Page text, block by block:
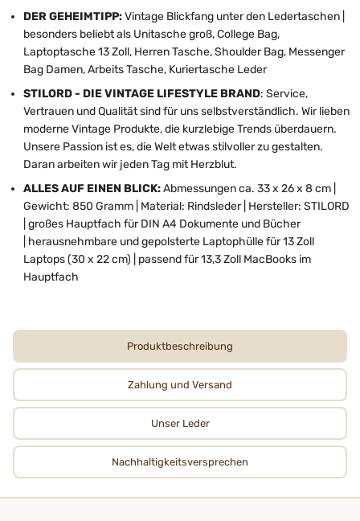
DER GEHEIMTIPP:Vintage Blickfang unter den Ledertaschen |
besonders beliebt als Unitasche groß, College Bag,
Laptoptasche 13 Zoll, Herren Tasche, Shoulder Bag, Messenger
Bag Damen, Arbeits Tasche, Kuriertasche Leder
STILORD - DIE VINTAGE LIFESTYLE BRAND: Service,
Vertrauen und Qualität sind für uns selbstverständlich. Wir lieben
moderne Vintage Produkte, die kurzlebige Trends überdauern.
Unsere Passion ist es, die Welt etwas stilvoller zu gestalten.
Daran arbeiten wir jeden Tag mit Herzblut.
ALLES AUF EINEN BLICK:Abmessungenca. 33 x 26 x 8 cm |
Gewicht: 850 Gramm | Material: Rindsleder | Hersteller: STILORD
| großes Hauptfach für DIN A4 Dokumente und Bücher
| herausnehmbare und gepolsterte Laptophülle für 13 Zoll
Laptops (30 x 22 cm) | passend für 13,3 Zoll MacBooks im
Hauptfach
Produktbeschreibung
Zahlung und Versand
Unser Leder
Nachhaltigkeits­­­versprechen